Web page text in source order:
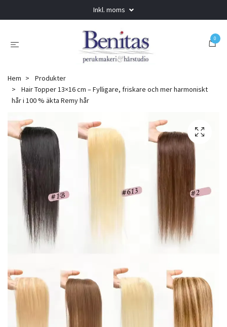
Inkl. moms
0
Hem
Produkter
Hair Topper 13×16 cm – Fylligare, friskare och mer harmoniskt
hår i 100 % äkta Remy hår